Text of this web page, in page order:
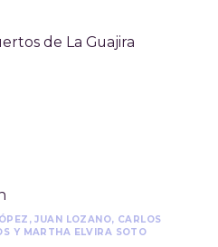
de La Guajira
JUAN LOZANO, CARLOS
Y MARTHA ELVIRA SOTO